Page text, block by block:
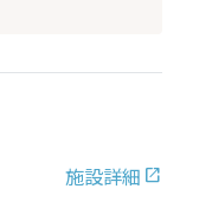
施設詳細